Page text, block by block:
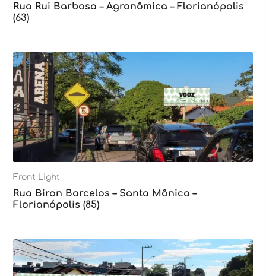
Rua Rui Barbosa – Agronômica – Florianópolis
(63)
Front Light
Rua Biron Barcelos – Santa Mônica –
Florianópolis (85)